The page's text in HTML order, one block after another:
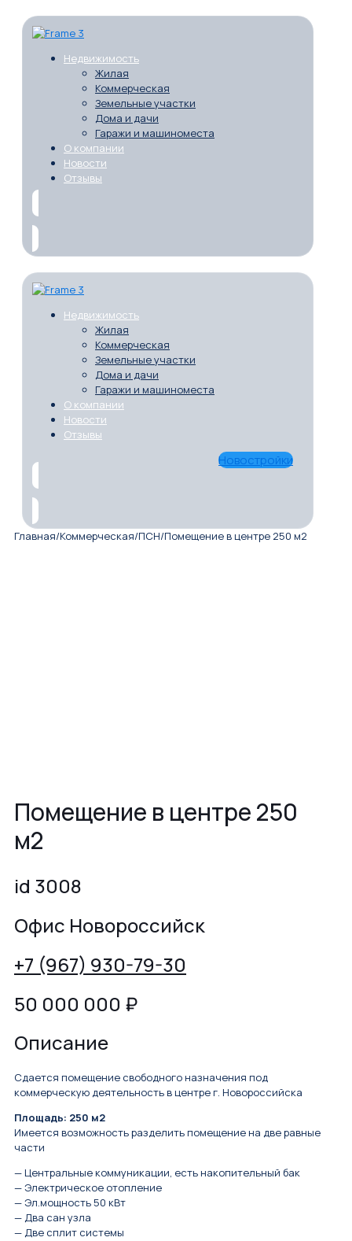
Недвижимость
Жилая
Коммерческая
Земельные участки
Дома и дачи
Гаражи и машиноместа
О компании
Новости
Отзывы
Недвижимость
Жилая
Коммерческая
Земельные участки
Дома и дачи
Гаражи и машиноместа
О компании
Новости
Отзывы
Новостройки
Главная/Коммерческая/ПСН/Помещение в центре 250 м2
Помещение в центре 250
м2
id 3008
Офис Новороссийск
+7 (967) 930-79-30
50 000 000 ₽
Описание
Сдается помещение свободного назначения под
коммерческую деятельность в центре г. Новороссийска
Площадь: 250 м2
Имеется возможность разделить помещение на две равные
части
— Центральные коммуникации, есть накопительный бак
— Электрическое отопление
— Эл.мощность 50 кВт
— Два сан узла
— Две сплит системы